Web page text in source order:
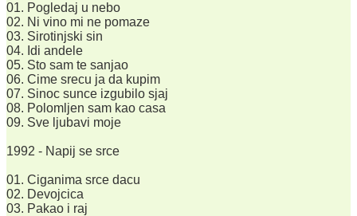
01. Pogledaj u nebo
02. Ni vino mi ne pomaze
03. Sirotinjski sin
04. Idi andele
05. Sto sam te sanjao
06. Cime srecu ja da kupim
07. Sinoc sunce izgubilo sjaj
08. Polomljen sam kao casa
09. Sve ljubavi moje
1992 - Napij se srce
01. Ciganima srce dacu
02. Devojcica
03. Pakao i raj